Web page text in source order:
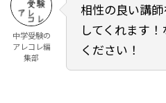
中学受験の
アレコレ編
集部
相性の良い講
してくれます
ください！